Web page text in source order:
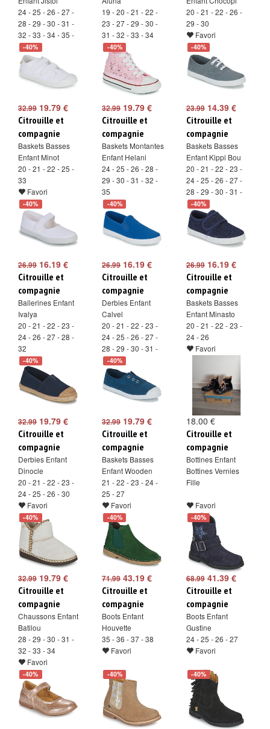
24 - 25 - 26 - 27 -
28 - 29 - 30 - 31 -
32 - 33 - 34 - 35 -
36 - 37 - 38
Favori
19 - 20 - 21 - 22 -
23 - 27 - 29 - 30 -
31 - 32 - 33 - 34
Favori
20 - 21 - 22 - 26 -
29 - 30
Favori
-40%
32.99 19.79 €
Citrouille et
compagnie
Baskets Basses
Enfant Minot
20 - 21 - 22 - 25 -
33
Favori
-40%
32.9919.79 €
Citrouille et
compagnie
Baskets Montantes
Enfant Helani
24 - 25 - 26 - 28 -
29 - 30 - 31 - 32 -
35
Favori
-40%
23.9914.39 €
Citrouille et
compagnie
Baskets Basses
Enfant Kippi Bou
20 - 21 - 22 - 23 -
24 - 25 - 26 - 27 -
28 - 29 - 30 - 31 -
32 - 33
Favori
-40%
26.99 16.19 €
Citrouille et
compagnie
Ballerines Enfant
Ivalya
20 - 21 - 22 - 23 -
24 - 26 - 27 - 28 -
32
Favori
-40%
26.9916.19 €
Citrouille et
compagnie
Derbies Enfant
Calvel
20 - 21 - 22 - 23 -
24 - 25 - 26 - 27 -
28 - 29 - 30 - 31 -
32 - 33
Favori
-40%
26.9916.19 €
Citrouille et
compagnie
Baskets Basses
Enfant Minasto
20 - 21 - 22 - 23 -
24 - 26
Favori
-40%
32.99 19.79 €
Citrouille et
compagnie
Derbies Enfant
Dinocle
20 - 21 - 22 - 23 -
24 - 25 - 26 - 30
Favori
-40%
32.9919.79 €
Citrouille et
compagnie
Baskets Basses
Enfant Wooden
21 - 22 - 23 - 24 -
25 - 27
Favori
18.00 €
Citrouille et
compagnie
Bottines Enfant
Bottines Vernies
Fille
Favori
-40%
32.99 19.79 €
Citrouille et
compagnie
Chaussons Enfant
Batilou
28 - 29 - 30 - 31 -
32 - 33 - 34
Favori
-40%
71.9943.19 €
Citrouille et
compagnie
Boots Enfant
Houvette
35 - 36 - 37 - 38
Favori
-40%
68.9941.39 €
Citrouille et
compagnie
Boots Enfant
Gustine
24 - 25 - 26 - 27
Favori
-40% -40% -40%